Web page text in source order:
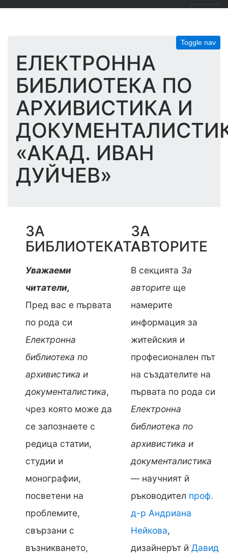
Toggle nav
ЕЛЕКТРОННА
БИБЛИОТЕКА ПО
АРХИВИСТИКА И
«АКАД. ИВАН
ДУЙЧЕВ»
ЗА
БИБЛИОТЕКАТА
Уважаеми
читатели,
Пред вас е първата
по рода си
Електронна
библиотека по
архивистика и
документалистика,
чрез която може да
се запознаете с
редица статии,
студии и
монографии,
посветени на
проблемите,
свързани с
възникването,
ЗА
АВТОРИТЕ
В секцията За
авторитеще
намерите
информация за
житейския и
професионален път
на създателите на
първата по рода си
Електронна
библиотека по
архивистика и
документалистика
— научният й
ръководител проф.
д-р Андриана
Нейкова,
дизайнерът й Давид